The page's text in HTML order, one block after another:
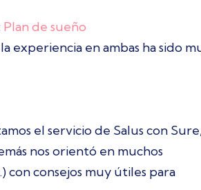
Plan de sueño
experiencia en ambas ha sido
el servicio de Salus con
nos orientó en muchos
con consejos muy útiles para